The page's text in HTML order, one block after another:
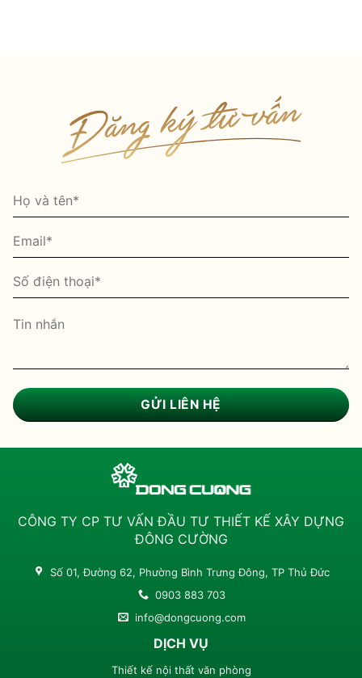
CÔNG TY CP TƯ VẤN ĐẦU TƯ THIẾT KẾ XÂY DỰNG
ĐÔNG CƯỜNG
Số 01, Đường 62, Phường Bình Trưng Đông, TP Thủ Đức
0903 883 703
info@dongcuong.com
DỊCH VỤ
Thiết kế nội thất văn phòng